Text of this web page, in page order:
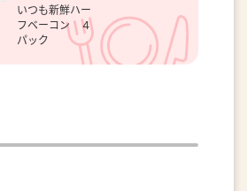
いつも新鮮ハー
フベーコン ４
パック